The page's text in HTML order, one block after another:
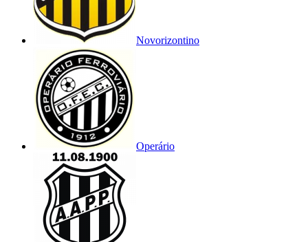
Novorizontino
Operário